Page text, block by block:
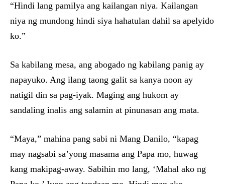
“Hindi lang pamilya ang kailangan niya. Kailangan
niya ng mundong hindi siya hahatulan dahil sa apelyido
ko.”
Sa kabilang mesa, ang abogado ng kabilang panig ay
napayuko. Ang ilang taong galit sa kanya noon ay
natigil din sa pag-iyak. Maging ang hukom ay
sandaling inalis ang salamin at pinunasan ang mata.
“Maya,” mahina pang sabi ni Mang Danilo, “kapag
may nagsabi sa’yong masama ang Papa mo, huwag
kang makipag-away. Sabihin mo lang, ‘Mahal ako ng